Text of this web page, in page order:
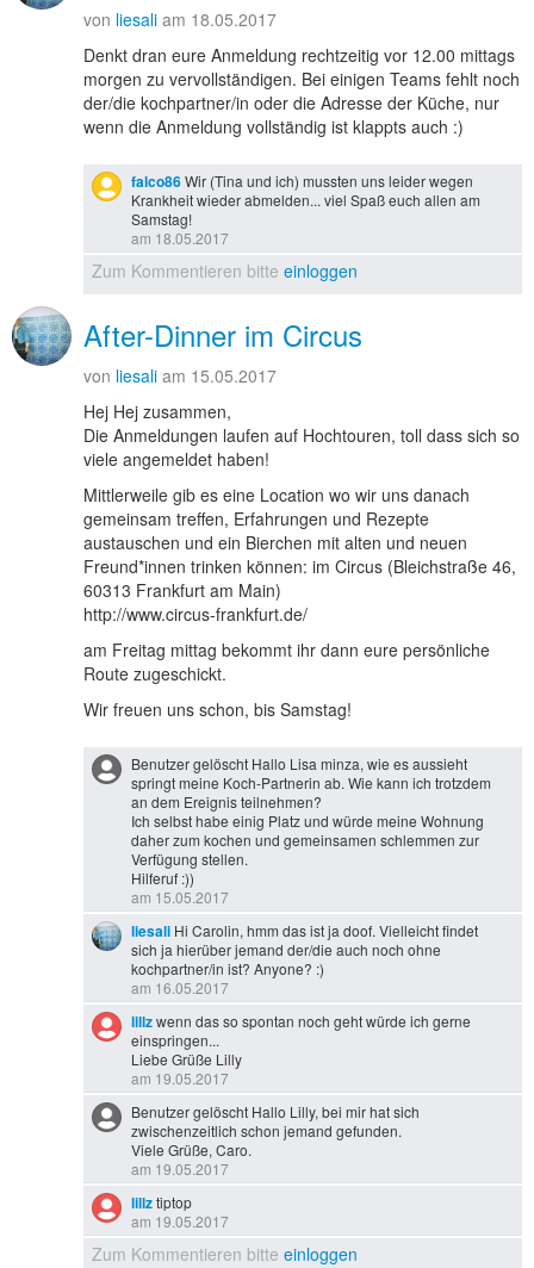
von liesali am 18.05.2017
Denkt dran eure Anmeldung rechtzeitig vor 12.00 mittags
morgen zu vervollständigen. Bei einigen Teams fehlt noch
der/die kochpartner/in oder die Adresse der Küche, nur
wenn die Anmeldung vollständig ist klappts auch :)
falco86Wir (Tina und ich) mussten uns leider wegen
Krankheit wieder abmelden... viel Spaß euch allen am
Samstag!
am 18.05.2017
Zum Kommentieren bitte einloggen
After-Dinner im Circus
von liesali am 15.05.2017
Hej Hej zusammen,
Die Anmeldungen laufen auf Hochtouren, toll dass sich so
viele angemeldet haben!
Mittlerweile gib es eine Location wo wir uns danach
gemeinsam treffen, Erfahrungen und Rezepte
austauschen und ein Bierchen mit alten und neuen
Freund*innen trinken können: im Circus (Bleichstraße 46,
60313 Frankfurt am Main)
http://www.circus-frankfurt.de/
am Freitag mittag bekommt ihr dann eure persönliche
Route zugeschickt.
Wir freuen uns schon, bis Samstag!
Benutzer gelöscht Hallo Lisa minza, wie es aussieht
springt meine Koch-Partnerin ab. Wie kann ich trotzdem
an dem Ereignis teilnehmen?
Ich selbst habe einig Platz und würde meine Wohnung
daher zum kochen und gemeinsamen schlemmen zur
Verfügung stellen.
Hilferuf :))
am 15.05.2017
liesali Hi Carolin, hmm das ist ja doof. Vielleicht findet
sich ja hierüber jemand der/die auch noch ohne
kochpartner/in ist? Anyone? :)
am 16.05.2017
lillzwenn das so spontan noch geht würde ich gerne
einspringen...
Liebe Grüße Lilly
am 19.05.2017
Benutzer gelöscht Hallo Lilly, bei mir hat sich
zwischenzeitlich schon jemand gefunden.
Viele Grüße, Caro.
am 19.05.2017
lillztiptop
am 19.05.2017
Zum Kommentieren bitte einloggen